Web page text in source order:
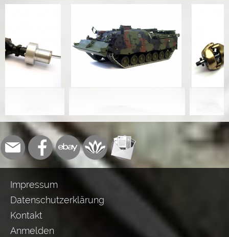
Impressum
Datenschutzerklärung
Kontakt
Anmelden